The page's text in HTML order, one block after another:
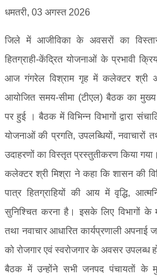
धमतरी, 03 अगस्त 2026
जिले में आजीविका के अवसरों का
हितग्राही-केंद्रित योजनाओं के प्रभावी
आज गंगरेल विश्राम गृह में कलेक्टर श्री
आयोजित समय-सीमा (टीएल) बैठक का मुख्य
पर हुई । बैठक में विभिन्न विभागों द्वारा
योजनाओं की प्रगति, उपलब्धियों, नवाचारों
उदाहरणों का विस्तृत प्रस्तुतीकरण किया गया।
कलेक्टर श्री मिश्रा ने कहा कि शासन की
पात्र हितग्राहियों की आय में वृद्धि,
सुनिश्चित करना है। इसके लिए विभागों के
तथा नवाचार आधारित कार्यप्रणाली
को रोजगार एवं स्वरोजगार के अवसर उपलब्ध
बैठक में उन्होंने सभी जनपद पंचायतों के